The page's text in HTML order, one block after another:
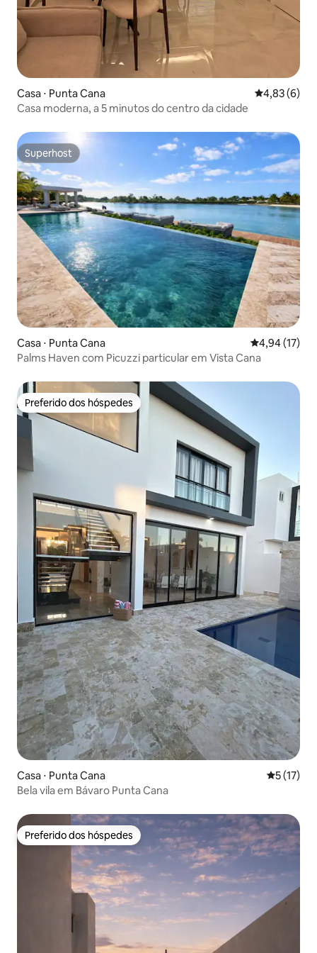
Casa ⋅ Punta Cana 4,83 de uma
4,83 (6)
Casa moderna, a 5 minutos do centro da cidade
Superhost
Superhost
Casa ⋅ Punta Cana 4,94 de uma
4,94 (17)
Palms Haven com Picuzzi particular em Vista Cana
Preferido dos hóspedes
Preferido dos hóspedes
Casa ⋅ Punta Cana 5 de uma
5 (17)
Bela vila em Bávaro Punta Cana
Preferido dos hóspedes
Preferido dos hóspedes